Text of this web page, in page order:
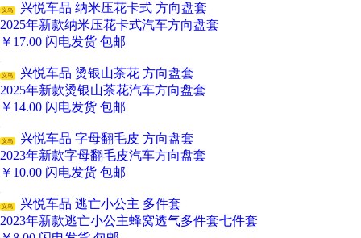
义乌
兴悦车品 纳米压花卡式 方向盘套
2025年新款纳米压花卡式汽车方向盘套
￥ 17.00 闪电发货 包邮
义乌
兴悦车品 烫银山茶花 方向盘套
2025年新款烫银山茶花汽车方向盘套
￥ 14.00 闪电发货 包邮
义乌
兴悦车品 字母翻毛皮 方向盘套
2023年新款字母翻毛皮汽车方向盘套
￥ 10.00 闪电发货 包邮
义乌
兴悦车品 逃亡小公主 多件套
2023年新款逃亡小公主蜂窝透气多件套七件套